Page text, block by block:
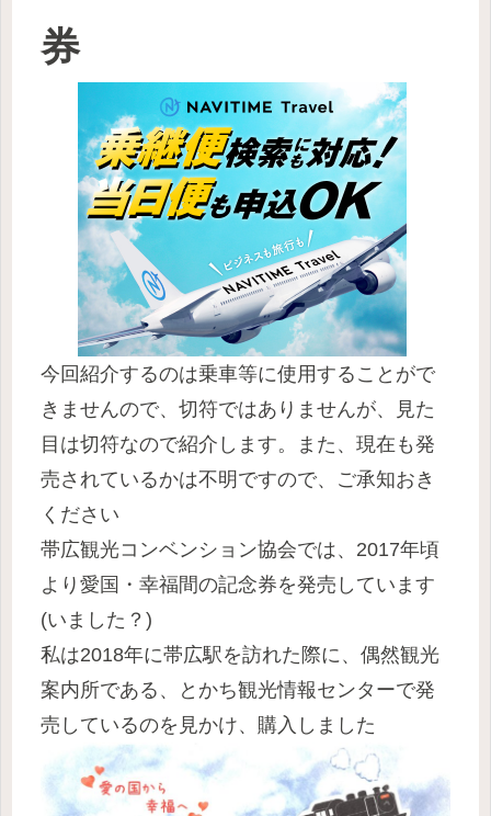
券
今回紹介するのは乗車等に使用することがで
きませんので、切符ではありませんが、見た
目は切符なので紹介します。また、現在も発
売されているかは不明ですので、ご承知おき
ください
帯広観光コンベンション協会では、2017年頃
より愛国・幸福間の記念券を発売しています
(いました？)
私は2018年に帯広駅を訪れた際に、偶然観光
案内所である、とかち観光情報センターで発
売しているのを見かけ、購入しました